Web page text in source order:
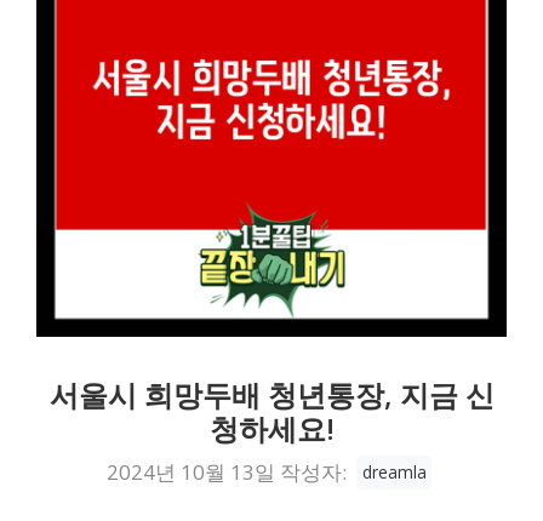
서울시 희망두배 청년통장, 지금 신
청하세요!
2024년 10월 13일 작성자: dreamla